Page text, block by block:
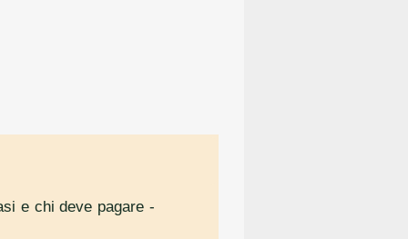
e chi deve pagare -